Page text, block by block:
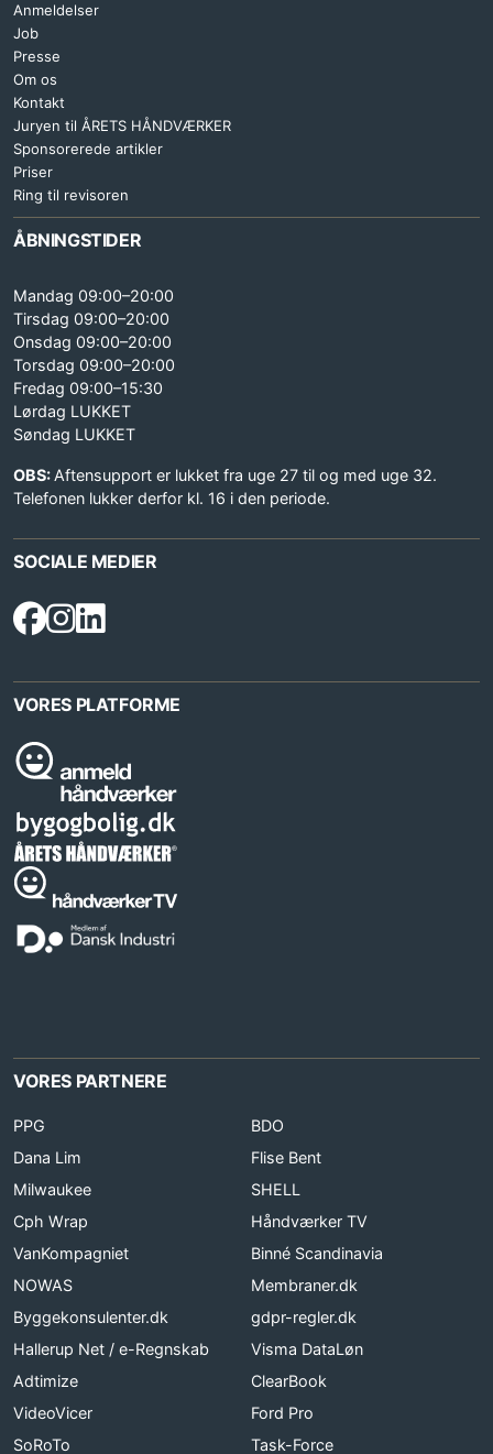
Anmeldelser
Job
Presse
Om os
Kontakt
Juryen til ÅRETS HÅNDVÆRKER
Sponsorerede artikler
Priser
Ring til revisoren
ÅBNINGSTIDER
Mandag 09:00–20:00
Tirsdag 09:00–20:00
Onsdag 09:00–20:00
Torsdag 09:00–20:00
Fredag 09:00–15:30
Lørdag LUKKET
Søndag LUKKET
OBS: Aftensupport er lukket fra uge 27 til og med uge 32.
Telefonen lukker derfor kl. 16 i den periode.
SOCIALE MEDIER
VORES PLATFORME
VORES PARTNERE
PPG
BDO
Dana Lim
Flise Bent
Milwaukee
SHELL
Cph Wrap
Håndværker TV
VanKompagniet
Binné Scandinavia
NOWAS
Membraner.dk
Byggekonsulenter.dk
gdpr-regler.dk
Hallerup Net / e-Regnskab
Visma DataLøn
Adtimize
ClearBook
VideoVicer
Ford Pro
SoRoTo
Task-Force